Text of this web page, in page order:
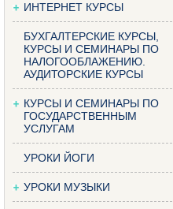
ИНТЕРНЕТ КУРСЫ
БУХГАЛТЕРСКИЕ КУРСЫ,
КУРСЫ И СЕМИНАРЫ ПО
НАЛОГООБЛАЖЕНИЮ.
АУДИТОРСКИЕ КУРСЫ
КУРСЫ И СЕМИНАРЫ ПО
ГОСУДАРСТВЕННЫМ
УСЛУГАМ
УРОКИ ЙОГИ
УРОКИ МУЗЫКИ